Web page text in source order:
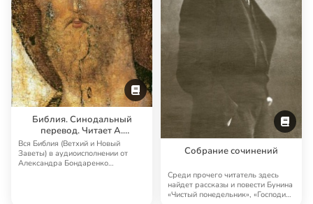
Библия. Синодальный
перевод. Читает А.
Бондаренко и И.
Прудовский
Вся Библия (Ветхий и Новый
Заветы) в аудиоисполнении от
Александра Бондаренко
Собрание сочинений
Среди прочего читатель здесь
найдет рассказы и повести Бунина
«Чистый понедельник», «Господин